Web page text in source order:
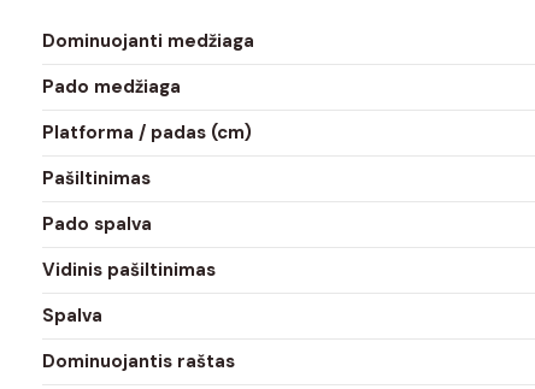
Dominuojanti medžiaga
Pado medžiaga
Platforma / padas (cm)
Pašiltinimas
Pado spalva
Vidinis pašiltinimas
Spalva
Dominuojantis raštas